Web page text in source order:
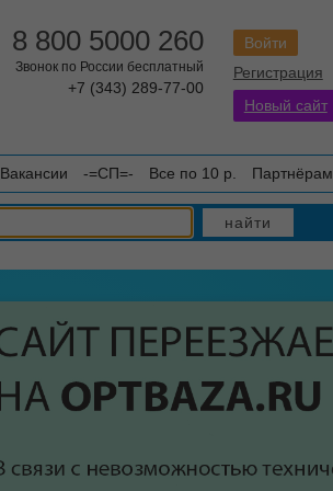
Войти
Регистрация
Новый сайт
8 800 5000 260
Звонок по России бесплатный
+7 (343) 289-77-00
Вакансии -=СП=- Все по 10 р. Партнёрам
найти